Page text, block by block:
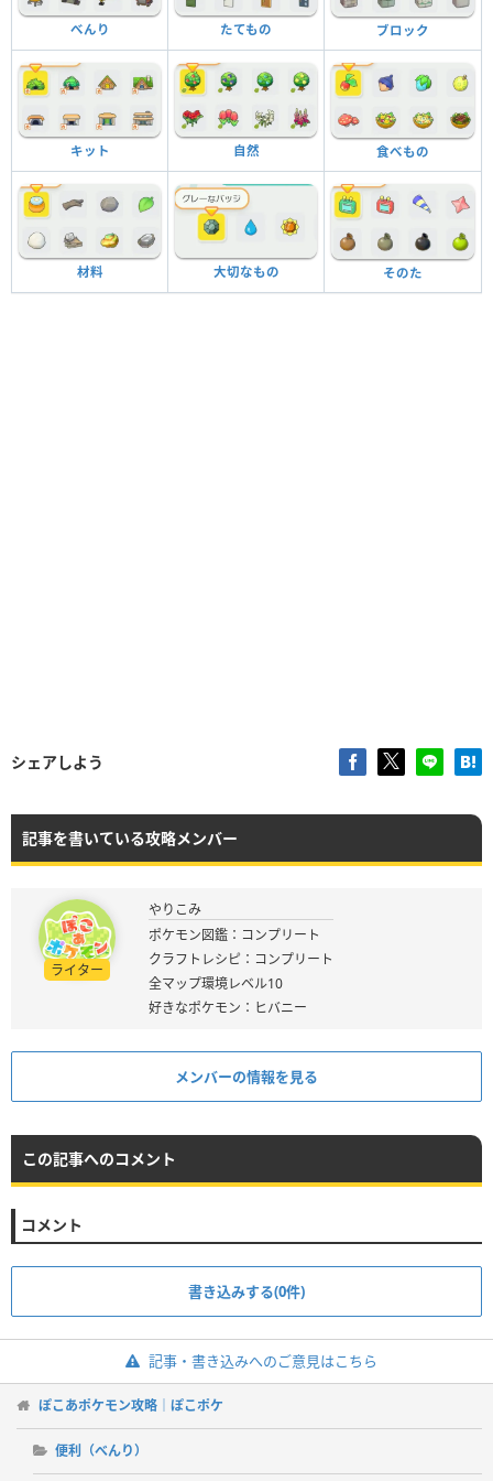
べんり たてもの ブロック
キット 自然 食べもの
材料 大切なもの そのた
シェアしよう
記事を書いている攻略メンバー
ライター
やりこみ
ポケモン図鑑：コンプリート
クラフトレシピ：コンプリート
全マップ環境レベル10
好きなポケモン：ヒバニー
メンバーの情報を見る
この記事へのコメント
コメント
書き込みする(0件)
記事・書き込みへのご意見はこちら
ぽこあポケモン攻略｜ぽこポケ
便利（べんり）